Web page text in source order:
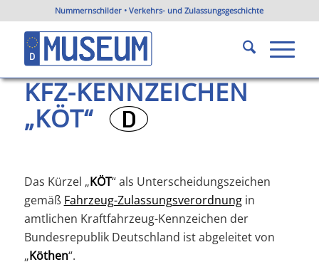
Nummernschilder • Verkehrs- und Zulassungsgeschichte
KFZ-Kennzeichen KÖT
Du bist hier: Startseite / KFZ-Kennzeichen Sachsen-Anhalt
KFZ-Kennzeichen KÖT
KFZ-KENNZEICHEN
„KÖT“ ?
Das Kürzel „KÖT“ als Unterscheidungszeichen
gemäß Fahrzeug-Zulassungsverordnungin
amtlichen Kraftfahrzeug-Kennzeichen der
Bundesrepublik Deutschland ist abgeleitet von
„Köthen“.